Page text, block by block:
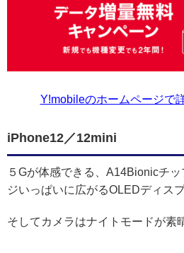
Y!mobileのホームページで
iPhone12／12mini
５Gが体感できる、A14Bionicチ
ジいっぱいに広がるOLEDディスプ
そしてカメラはナイトモードが素